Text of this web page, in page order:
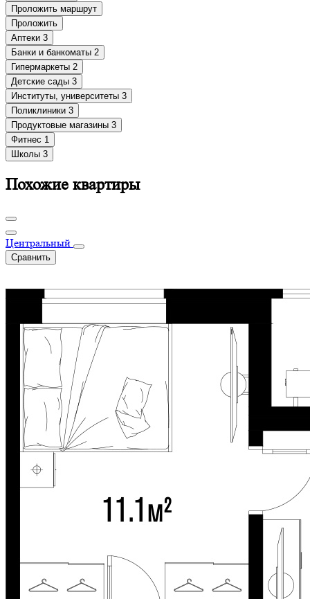
Проложить маршрут
Проложить
Аптеки 3
Банки и банкоматы 2
Гипермаркеты 2
Детские сады 3
Институты, университеты 3
Поликлиники 3
Продуктовые магазины 3
Фитнес 1
Школы 3
Похожие квартиры
Центральный
Сравнить